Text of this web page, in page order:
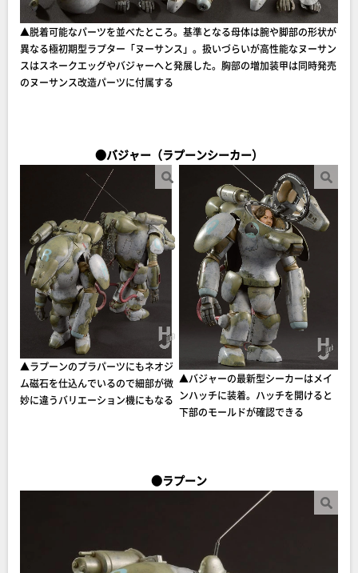
▲脱着可能なパーツを並べたところ。基準となる母体は腕や脚部の形状が
異なる極初期型ラプター「ヌーサンス」。扱いづらいが高性能なヌーサン
スはスネークエッグやバジャーへと発展した。胸部の増加装甲は同時発売
のヌーサンス改造パーツに付属する
●バジャー（ラプーンシーカー）
▲ラプーンのプラパーツにもネオジ
ム磁石を仕込んでいるので細部が微
妙に違うバリエーション機にもなる
▲バジャーの最新型シーカーはメイ
ンハッチに装着。ハッチを開けると
下部のモールドが確認できる
●ラプーン